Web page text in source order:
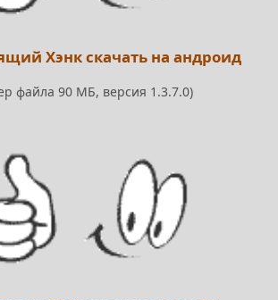
Хэнк скачать на андроид
файла 90 МБ, версия 1.3.7.0)